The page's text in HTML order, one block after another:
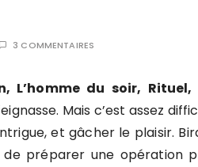
3 COMMENTAIRES
L’homme du soir, Rituel,
Mais c’est assez
et gâcher le plaisir.
préparer une opération